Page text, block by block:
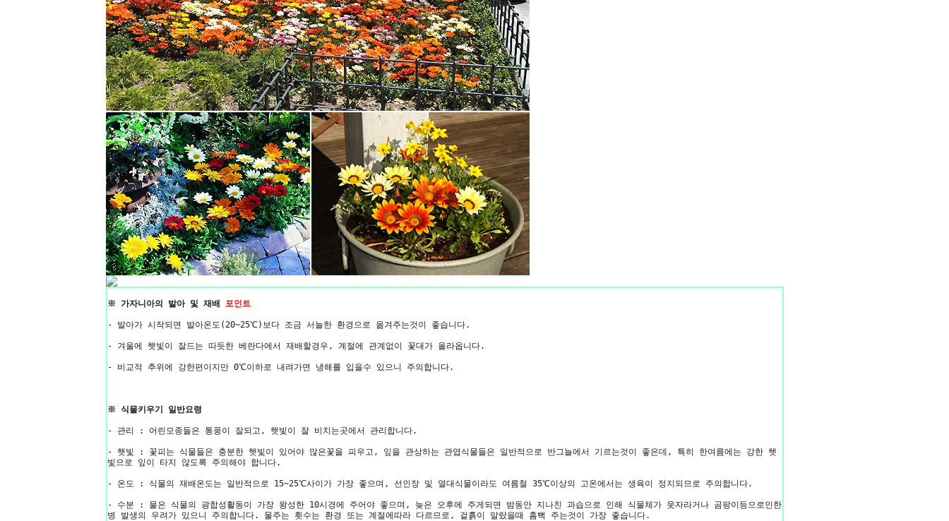
※ 가자니아의 발아 및 재배 포인트
- 발아가 시작되면 발아온도(20~25℃)보다 조금 서늘한 환경으로 옮겨주는것이 좋습니다.
- 겨울에 햇빛이 잘드는 따듯한 베란다에서 재배할경우, 계절에 관계없이 꽃대가 올라옵니다.
- 비교적 추위에 강한편이지만 0℃이하로 내려가면 냉해를 입을수 있으니 주의합니다.
※ 식물키우기 일반요령
- 관리 : 어린모종들은 통풍이 잘되고, 햇빛이 잘 비치는곳에서 관리합니다.
- 햇빛 : 꽃피는 식물들은 충분한 햇빛이 있어야 많은꽃을 피우고, 잎을 관상하는 관엽식물들은 일반적으로 반그늘에서 기르는것이 좋은데, 특히 한여름에는 강한 햇
빛으로 잎이 타지 않도록 주의해야 합니다.
- 온도 : 식물의 재배온도는 일반적으로 15~25℃사이가 가장 좋으며, 선인장 및 열대식물이라도 여름철 35℃이상의 고온에서는 생육이 정지되므로 주의합니다.
- 수분 : 물은 식물의 광합성활동이 가장 왕성한 10시경에 주어야 좋으며, 늦은 오후에 주게되면 밤동안 지나친 과습으로 인해 식물체가 웃자라거나 곰팡이등으로인한
병 발생의 우려가 있으니 주의합니다. 물주는 횟수는 환경 또는 계절에따라 다르므로, 겉흙이 말랐을때 흠뻑 주는것이 가장 좋습니다.